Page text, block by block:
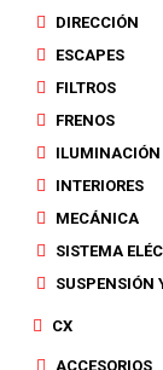
DIRECCIÓN
ESCAPES
FILTROS
FRENOS
ILUMINACIÓN
INTERIORES
MECÁNICA
SISTEMA
SUSPENSIÓN
CX
ACCESORIOS